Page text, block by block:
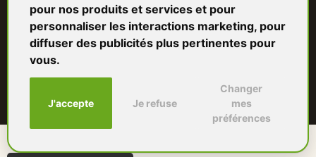
pour nos produits et services et pour
personnaliser les interactions marketing, pour
diffuser des publicités plus pertinentes pour
vous.
J'accepte Je refuse
Changer
mes
préférences
Granulés & bûches
© 2026 Sud Bois — Groupe UFV Bois. Tous droits réservés.
Paiement sécurisé · CB & virement bancaire · Prix TTC